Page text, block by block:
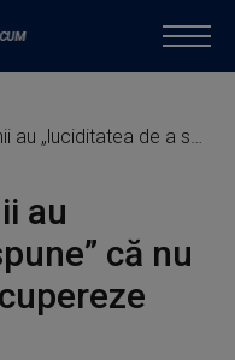
că nu vor putea să-şi recupereze toate teritoriile
au
că nu